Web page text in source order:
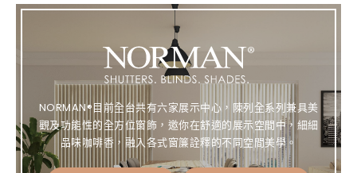
ok st k
NORMAN®目前全台共有六家展示中心，陳列全系列兼具美
觀及功能性的全方位窗飾，邀你在舒適的展示空間中，細細
品味咖啡香，融入各式窗簾詮釋的不同空間美學。